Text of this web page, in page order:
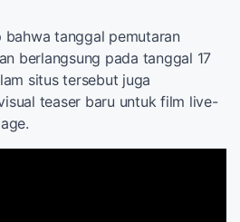
bahwa tanggal pemutaran
berlangsung pada tanggal 17
situs tersebut juga
teaser baru untuk film live-